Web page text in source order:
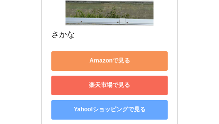
さかな
Amazonで見る
楽天市場で見る
Yahoo!ショッピングで見る